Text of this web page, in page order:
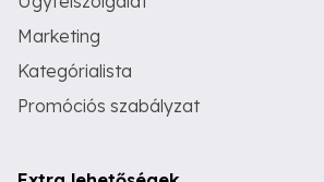
Marketing
Kategórialista
Promóciós szabályzat